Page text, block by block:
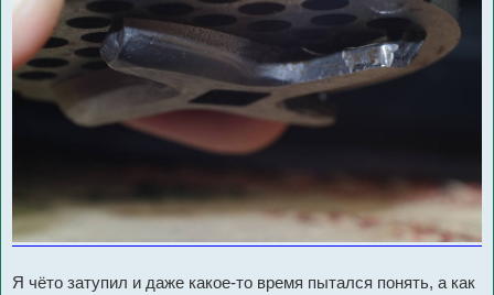
Я чёто затупил и даже какое-то время пытался понять, а как